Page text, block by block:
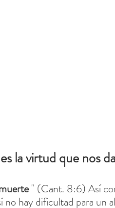
la virtud que nos
" (Cant. 8:6) Así
no hay dificultad para un